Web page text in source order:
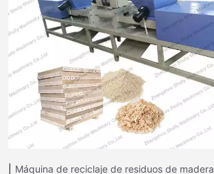
Máquina de reciclaje de residuos de madera